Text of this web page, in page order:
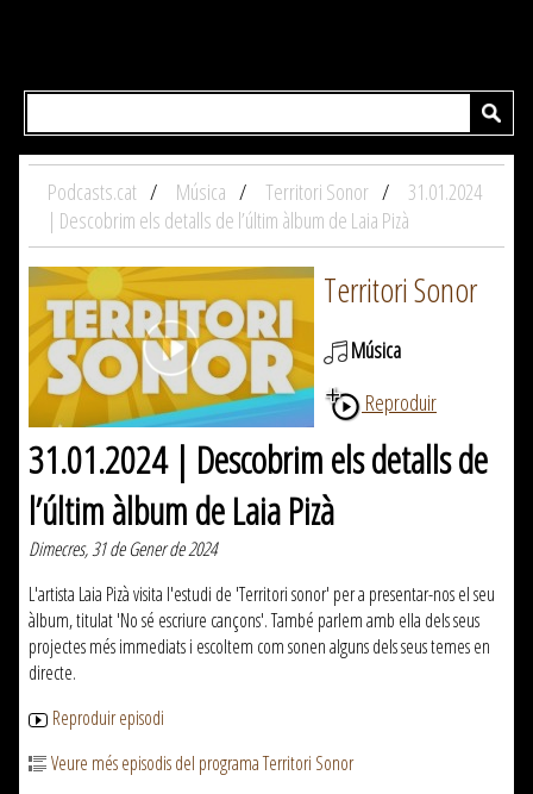
Podcasts.cat Música Territori Sonor
31.01.2024
| Descobrim els detalls de l’últim àlbum de Laia Pizà
Territori Sonor
Música
Reproduir
31.01.2024 | Descobrim els detalls de
l’últim àlbum de Laia Pizà
Dimecres, 31 de Gener de 2024
L'artista Laia Pizà visita l'estudi de 'Territori sonor' per a presentar-nos el seu
àlbum, titulat 'No sé escriure cançons'. També parlem amb ella dels seus
projectes més immediats i escoltem com sonen alguns dels seus temes en
directe.
Reproduir episodi
Veure més episodis del programa Territori Sonor